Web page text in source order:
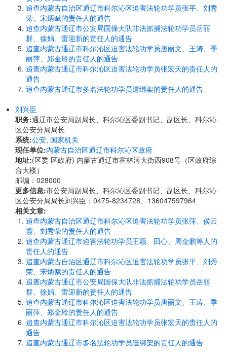
追查内蒙古自治区通辽市科尔沁区迫害法轮功学员张平、刘秀
荣、宋炳赋的责任人的通告
追查内蒙古通辽市公安局国保大队非法抓捕法轮功学员岳丽
群、徐娟、雷迎新的责任人的通告
追查内蒙古通辽市科尔沁区迫害法轮功学员唐丽文、王涛、季
丽萍、郑金玲的责任人的通告
追查内蒙古通辽市科尔沁区迫害法轮功学员张宏天的责任人的
通告
追查内蒙古通辽市多名法轮功学员遭绑架的责任人的通告
刘兴臣
职务:通辽市公安局副局长、科尔沁区委副书记、副区长、科尔沁
区公安分局局长
系统:公安, 国家机关
现任单位:内蒙古自治区通辽市科尔沁区政府
地址:(区委 区政府) 内蒙古通辽市霍林河大街西908号（区政府综
合大楼）
邮编：028000
更多信息:市公安局副局长、科尔沁区委副书记、副区长、科尔沁
区公安分局局长刘兴臣：0475-8234728、136047597964
相关文章:
追查内蒙古自治区通辽市科尔沁区迫害法轮功学员张萍、侯云
霞、刘秀荣的责任人的通告
追查内蒙古通辽市迫害法轮功学员王颖、田心、周金鹏等人的
责任人的通告
追查内蒙古自治区通辽市科尔沁区迫害法轮功学员张平、刘秀
荣、宋炳赋的责任人的通告
追查内蒙古通辽市公安局国保大队非法抓捕法轮功学员岳丽
群、徐娟、雷迎新的责任人的通告
追查内蒙古通辽市科尔沁区迫害法轮功学员唐丽文、王涛、季
丽萍、郑金玲的责任人的通告
追查内蒙古通辽市科尔沁区迫害法轮功学员张宏天的责任人的
通告
追查内蒙古通辽市多名法轮功学员遭绑架的责任人的通告